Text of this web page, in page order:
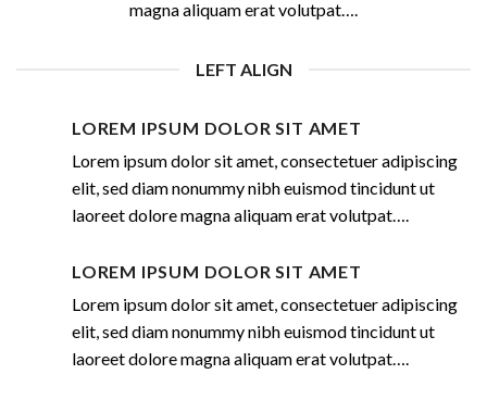
magna aliquam erat volutpat….
LEFT ALIGN
LOREM IPSUM DOLOR SIT AMET
Lorem ipsum dolor sit amet, consectetuer adipiscing
elit, sed diam nonummy nibh euismod tincidunt ut
laoreet dolore magna aliquam erat volutpat….
LOREM IPSUM DOLOR SIT AMET
Lorem ipsum dolor sit amet, consectetuer adipiscing
elit, sed diam nonummy nibh euismod tincidunt ut
laoreet dolore magna aliquam erat volutpat….